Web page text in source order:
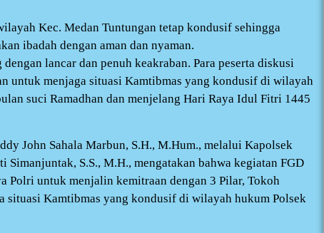
Kec. Medan Tuntungan tetap kondusif sehingga
ibadah dengan aman dan nyaman.
lancar dan penuh keakraban. Para peserta diskusi
untuk menjaga situasi Kamtibmas yang kondusif di wilayah
suci Ramadhan dan menjelang Hari Raya Idul Fitri 1445
John Sahala Marbun, S.H., M.Hum., melalui Kapolsek
S.S., M.H., mengatakan bahwa kegiatan FGD
Polri untuk menjalin kemitraan dengan 3 Pilar, Tokoh
situasi Kamtibmas yang kondusif di wilayah hukum Polsek